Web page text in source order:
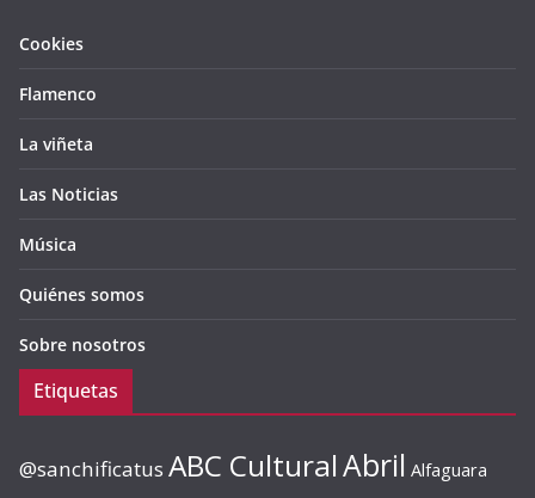
Cookies
Flamenco
La viñeta
Las Noticias
Música
Quiénes somos
Sobre nosotros
Etiquetas
@sanchificatus ABC CulturalAbril Alfaguara